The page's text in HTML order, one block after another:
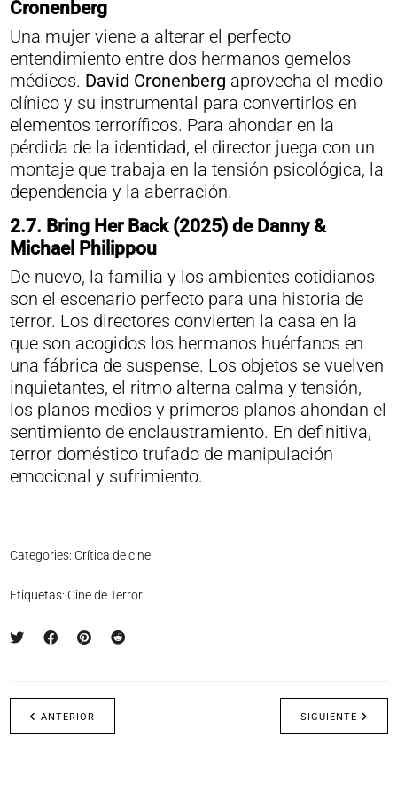
Cronenberg
Una mujer viene a alterar el perfecto
entendimiento entre dos hermanos gemelos
médicos. David Cronenberg aprovecha el medio
clínico y su instrumental para convertirlos en
elementos terroríficos. Para ahondar en la
pérdida de la identidad, el director juega con un
montaje que trabaja en la tensión psicológica, la
dependencia y la aberración.
2.7. Bring Her Back (2025) de Danny &
Michael Philippou
De nuevo, la familia y los ambientes cotidianos
son el escenario perfecto para una historia de
terror. Los directores convierten la casa en la
que son acogidos los hermanos huérfanos en
una fábrica de suspense. Los objetos se vuelven
inquietantes, el ritmo alterna calma y tensión,
los planos medios y primeros planos ahondan el
sentimiento de enclaustramiento. En definitiva,
terror doméstico trufado de manipulación
emocional y sufrimiento.
Categories: Crítica de cine
Etiquetas: Cine de Terror
SIGUIENTE
ANTERIOR